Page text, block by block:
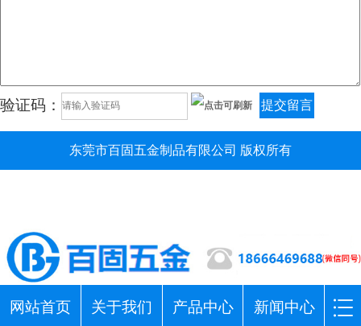
验证码： 提交留言
东莞市百固五金制品有限公司 版权所有
网站首页 关于我们 产品中心 新闻中心